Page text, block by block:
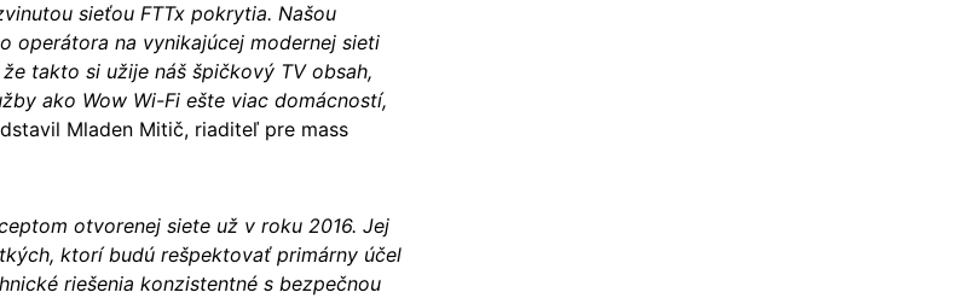
sieťou FTTx pokrytia. Našou
operátora na vynikajúcej modernej sieti
takto si užije náš špičkový TV obsah,
ako Wow Wi-Fi ešte viac domácností,
Mladen Mitič, riaditeľ pre mass
otvorenej siete už v roku 2016. Jej
ktorí budú rešpektovať primárny účel
riešenia konzistentné s bezpečnou